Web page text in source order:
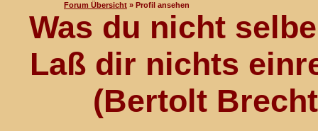
Forum Übersicht » Profil ansehen
Was du nicht
Laß dir nichts
(Bertolt